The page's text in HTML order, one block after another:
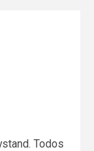
Todos